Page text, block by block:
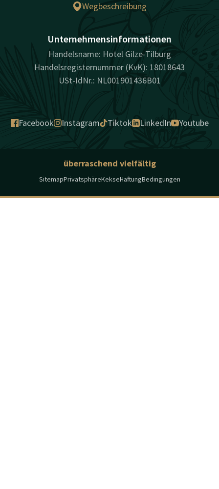
Wegbeschreibung
Unternehmensinformationen
Handelsname: Hotel Gilze-Tilburg
Handelsregisternummer (KvK): 18018643
USt-IdNr.: NL001901436B01
Facebook Instagram Tiktok LinkedIn Youtube
überraschend vielfältig
SitemapPrivatsphäreKekseHaftungBedingungen